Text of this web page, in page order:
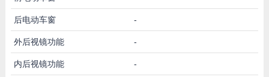
后电动车窗 -
外后视镜功能 -
内后视镜功能 -